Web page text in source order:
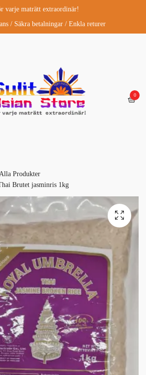
varje maträtt extraordinär!
/ Säkra betalningar / Enkla returer
0
Produkter
Brutet jasminris 1kg